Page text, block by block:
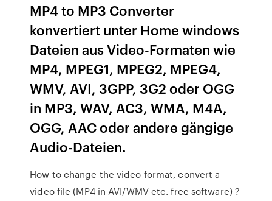
MP4 to MP3 Converter
konvertiert unter Home windows
Dateien aus Video-Formaten wie
MP4, MPEG1, MPEG2, MPEG4,
WMV, AVI, 3GPP, 3G2 oder OGG
in MP3, WAV, AC3, WMA, M4A,
OGG, AAC oder andere gängige
Audio-Dateien.
How to change the video format, convert a
video file (MP4 in AVI/WMV etc. free software) ?